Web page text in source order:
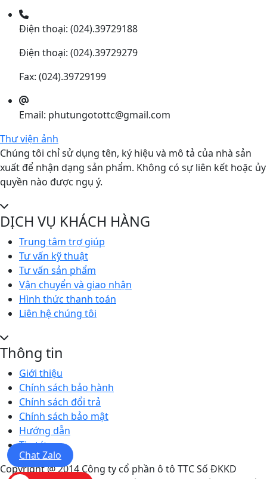
Chat Zalo
Điện thoại: (024).39729188
Điện thoại: (024).39729279
Fax: (024).39729199
Email: phutungotottc@gmail.com
Thư viện ảnh
Chúng tôi chỉ sử dụng tên, ký hiệu và mô tả của nhà sản
xuất để nhận dạng sản phẩm. Không có sự liên kết hoặc ủy
quyền nào được ngụ ý.
DỊCH VỤ KHÁCH HÀNG
Trung tâm trợ giúp
Tư vấn kỹ thuật
Tư vấn sản phẩm
Vận chuyển và giao nhận
Hình thức thanh toán
Liên hệ chúng tôi
Thông tin
Giới thiệu
Chính sách bảo hành
Chính sách đổi trả
Chính sách bảo mật
Hướng dẫn
Tin tức
Copyright @ 2014 Công ty cổ phần ô tô TTC Số ĐKKD